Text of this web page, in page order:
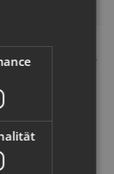
info@forx-